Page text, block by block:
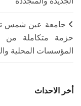
جامعة عين شمس
حزمة متكاملة من
المؤسسات المحلية
أخر الاحداث